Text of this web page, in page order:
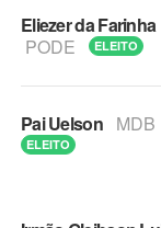
Eliezer da Farinha
PODE
ELEITO
Pai Uelson MDB
ELEITO